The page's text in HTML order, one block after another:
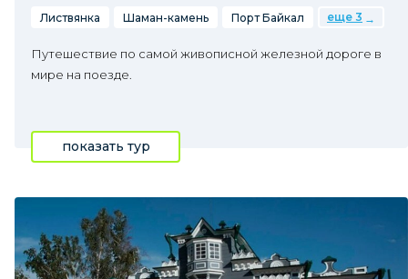
Листвянка Шаман-камень Порт Байкал еще 3
Путешествие по самой живописной железной дороге в
мире на поезде.
показать тур